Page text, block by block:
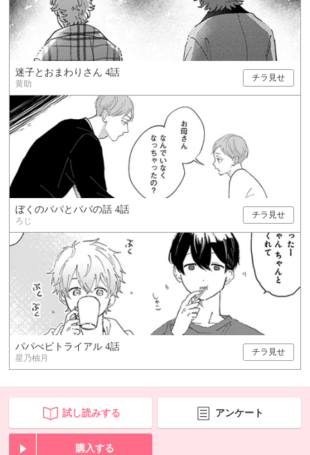
迷子とおまわりさん 4話
黄助
チラ見せ
ぼくのパパとパパの話 4話
ろじ
チラ見せ
パパべビトライアル 4話
星乃柚月
チラ見せ
試し読みする アンケート
購入する